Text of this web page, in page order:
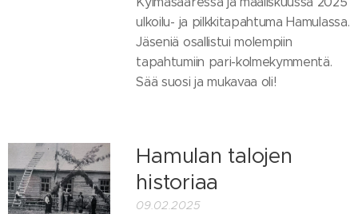
ulkoilu- ja pilkkitapahtuma Hamulassa.
Jäseniä osallistui molempiin
tapahtumiin pari-kolmekymmentä.
Sää suosi ja mukavaa oli!
Hamulan talojen
historiaa
09.02.2025